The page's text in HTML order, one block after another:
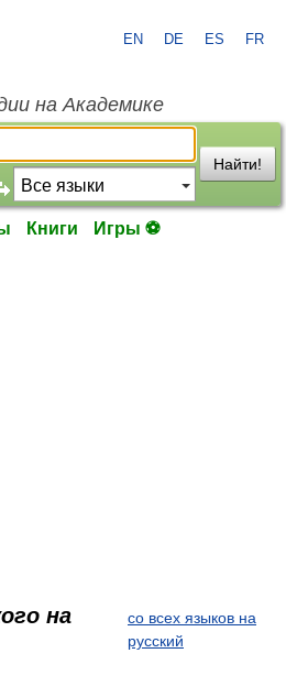
EN DE ES FR
на Академике
Найти!
Книги Игры ⚽
на
со всех языков на
русский